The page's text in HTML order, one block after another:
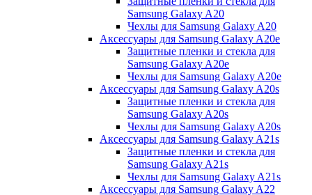
Samsung Galaxy A20
Чехлы для Samsung Galaxy A20
Аксессуары для Samsung Galaxy A20e
Защитные пленки и стекла для
Samsung Galaxy A20e
Чехлы для Samsung Galaxy A20e
Аксессуары для Samsung Galaxy A20s
Защитные пленки и стекла для
Samsung Galaxy A20s
Чехлы для Samsung Galaxy A20s
Аксессуары для Samsung Galaxy A21s
Защитные пленки и стекла для
Samsung Galaxy A21s
Чехлы для Samsung Galaxy A21s
Аксессуары для Samsung Galaxy A22